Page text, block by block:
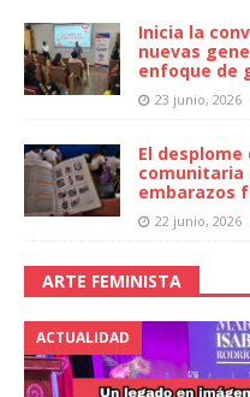
Inicia la
nuevas
enfoque de
23 junio, 2026
El
comunitaria
embarazos
22 junio, 2026
ARTE FEMINISTA
ACTUALIDAD